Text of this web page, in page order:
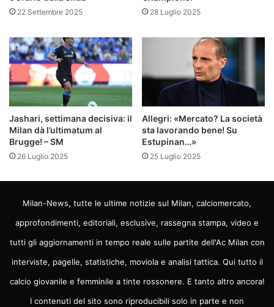
22 Settembre 2025 28 Luglio 2025
Jashari, settimana decisiva: il
Milan dà l’ultimatum al
Brugge! – SM
26 Luglio 2025
Allegri: «Mercato? La società
sta lavorando bene! Su
Estupinan…»
25 Luglio 2025
Milan-News, tutte le ultime notizie sul Milan, calciomercato,
approfondimenti, editoriali, esclusive, rassegna stampa, video e
tutti gli aggiornamenti in tempo reale sulle partite dell'Ac Milan con
interviste, pagelle, statistiche, moviola e analisi tattica. Qui tutto il
calcio giovanile e femminile a tinte rossonere. E tanto altro ancora!
I contenuti del sito sono riproducibili solo in parte e non